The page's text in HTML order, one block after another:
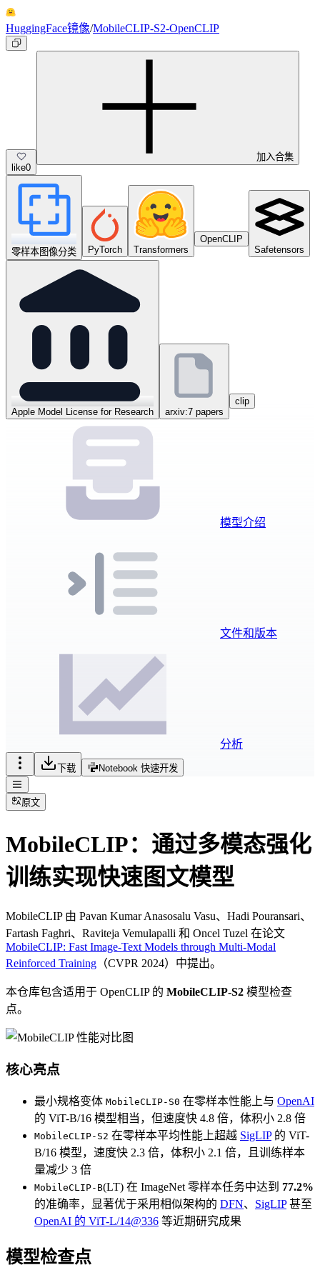
HuggingFace镜像/MobileCLIP-S2-OpenCLIP
like0
加入合集
零样本图像分类 PyTorch Transformers
OpenCLIP
Safetensors
Apple Model License for Research arxiv:7 papers
clip
模型介绍
文件和版本
分析
下载 Notebook 快速开发
原文
MobileCLIP：通过多模态强化
训练实现快速图文模型
MobileCLIP 由 Pavan Kumar Anasosalu Vasu、Hadi Pouransari、
Fartash Faghri、Raviteja Vemulapalli 和 Oncel Tuzel 在论文
MobileCLIP: Fast Image-Text Models through Multi-Modal
Reinforced Training （CVPR 2024）中提出。
本仓库包含适用于 OpenCLIP 的 MobileCLIP-S2 模型检查
点。
核心亮点
最小规格变体 MobileCLIP-S0 在零样本性能上与 OpenAI
的 ViT-B/16 模型相当，但速度快 4.8 倍，体积小 2.8 倍
MobileCLIP-S2 在零样本平均性能上超越 SigLIP的 ViT-
B/16 模型，速度快 2.3 倍，体积小 2.1 倍，且训练样本
量减少 3 倍
MobileCLIP-B(LT) 在 ImageNet 零样本任务中达到 77.2%
的准确率，显著优于采用相似架构的 DFN、 SigLIP甚至
OpenAI 的 ViT-L/14@336 等近期研究成果
模型检查点